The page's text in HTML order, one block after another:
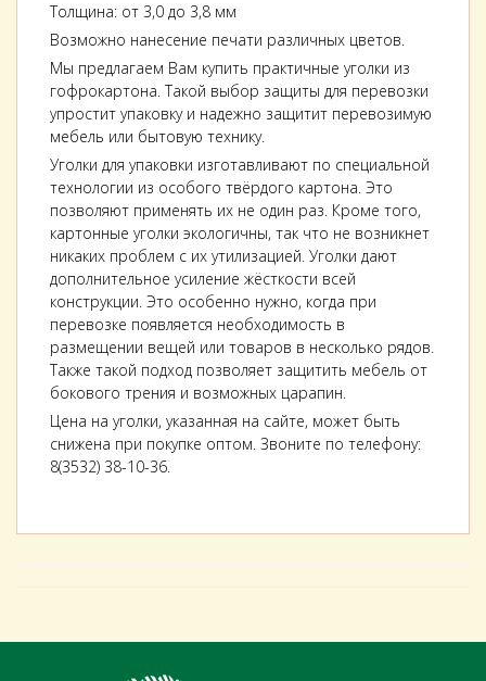
Толщина: от 3,0 до 3,8 мм
Возможно нанесение печати различных цветов.
Мы предлагаем Вам купить практичные уголки из
гофрокартона. Такой выбор защиты для перевозки
упростит упаковку и надежно защитит перевозимую
мебель или бытовую технику.
Уголки для упаковки изготавливают по специальной
технологии из особого твёрдого картона. Это
позволяют применять их не один раз. Кроме того,
картонные уголки экологичны, так что не возникнет
никаких проблем с их утилизацией. Уголки дают
дополнительное усиление жёсткости всей
конструкции. Это особенно нужно, когда при
перевозке появляется необходимость в
размещении вещей или товаров в несколько рядов.
Также такой подход позволяет защитить мебель от
бокового трения и возможных царапин.
Цена на уголки, указанная на сайте, может быть
снижена при покупке оптом. Звоните по телефону:
8(3532) 38-10-36.